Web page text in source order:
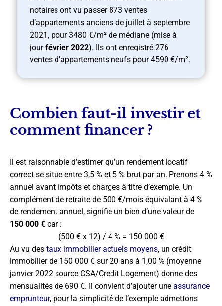
notaires ont vu passer 873 ventes
d’appartements anciens de juillet à septembre
2021, pour 3480 €/m² de médiane (mise à
jourfévrier 2022). Ils ont enregistré 276
ventes d’appartements neufs pour 4590 €/m².
Combien faut-il investir et
comment financer ?
Il est raisonnable d’estimer qu’un rendement locatif
correct se situe entre 3,5 % et 5 % brut par an. Prenons 4 %
annuel avant impôts et charges à titre d’exemple. Un
complément de retraite de 500 €/mois équivalant à 4 %
de rendement annuel, signifie un bien d’une valeur de
150 000 € car :
(500 € x 12) / 4 % = 150 000 €
Au vu des taux immobilier actuels moyens, un crédit
immobilier de 150 000 € sur 20 ans à 1,00 % (moyenne
janvier 2022 source CSA/Credit Logement) donne des
mensualités de 690 €. Il convient d’ajouter une assurance
emprunteur, pour la simplicité de l’exemple admettons